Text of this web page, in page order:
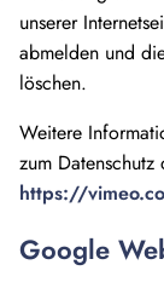
unserer
abmelden und
löschen.
Weitere
zum
https://
Google